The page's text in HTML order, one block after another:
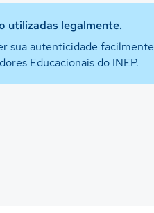
utilizadas legalmente.
sua autenticidade facilmente
Educacionais do INEP.